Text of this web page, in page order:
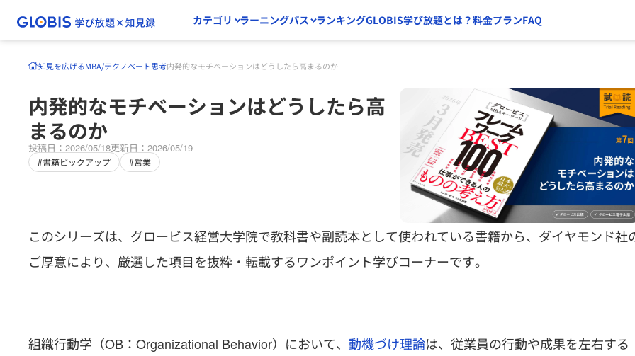
カテゴリ ラーニングパス ランキングGLOBIS学び放題とは？料金プランFAQ
知見を広げるMBA/テクノベート思考内発的なモチベーションはどうしたら高まるのか
内発的なモチベーションはどうしたら高
まるのか
投稿日：2026/05/18更新日：2026/05/19
#書籍ピックアップ #営業
このシリーズは、グロービス経営大学院で教科書や副読本として使われている書籍から、ダイヤモンド社
ご厚意により、厳選した項目を抜粋・転載するワンポイント学びコーナーです。
組織行動学（OB：Organizational Behavior）において、 動機づけ理論は、従業員の行動や成果を左右する